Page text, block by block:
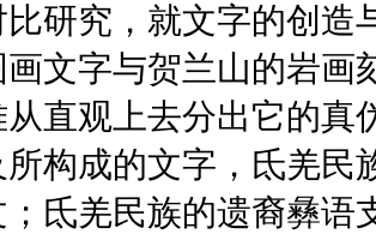
研究，就文字的创造
文字与贺兰山的岩画
直观上去分出它的真
构成的文字，氐羌民
；氐羌民族的遗裔彝语